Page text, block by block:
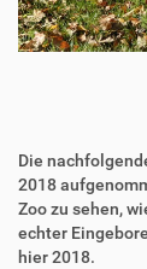
Die
2018
Zoo zu sehen,
echter
hier 2018.